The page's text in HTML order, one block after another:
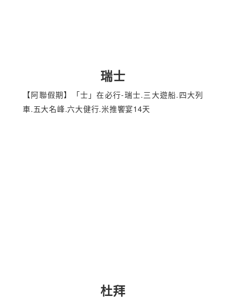
瑞士
【阿聯假期】「士」在必行-瑞士.三大遊船.四大列
車.五大名峰.六大健行.米推饗宴14天
杜拜